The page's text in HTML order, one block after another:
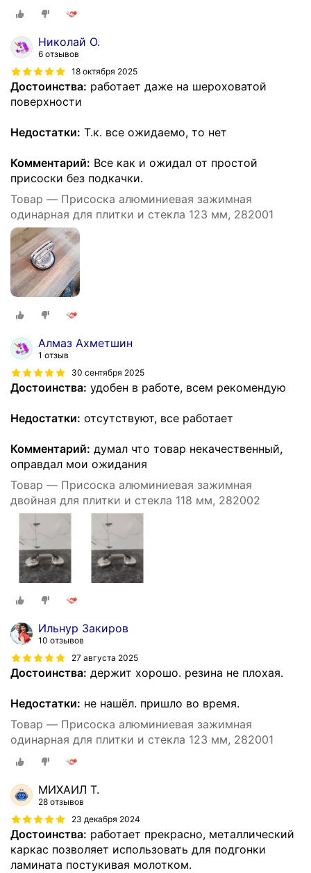
Николай О.
6 отзывов
18 октября 2025
Достоинства: работает даже на шероховатой
поверхности
Недостатки: Т.к. все ожидаемо, то нет
Комментарий: Все как и ожидал от простой
присоски без подкачки.
Товар — Присоска алюминиевая зажимная
одинарная для плитки и стекла 123 мм, 282001
Алмаз Ахметшин
1 отзыв
30 сентября 2025
Достоинства: удобен в работе, всем рекомендую
Недостатки: отсутствуют, все работает
Комментарий: думал что товар некачественный,
оправдал мои ожидания
Товар — Присоска алюминиевая зажимная
двойная для плитки и стекла 118 мм, 282002
Ильнур Закиров
10 отзывов
27 августа 2025
Достоинства: держит хорошо. резина не плохая.
Недостатки: не нашёл. пришло во время.
Товар — Присоска алюминиевая зажимная
одинарная для плитки и стекла 123 мм, 282001
МИХАИЛ Т.
28 отзывов
23 декабря 2024
Достоинства: работает прекрасно, металлический
каркас позволяет использовать для подгонки
ламината постукивая молотком.